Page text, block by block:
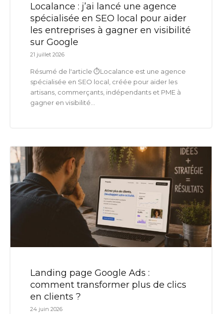
Localance : j’ai lancé une agence
spécialisée en SEO local pour aider
les entreprises à gagner en visibilité
sur Google
21 juillet 2026
Résumé de l'article ⏱️Localance est une agence
spécialisée en SEO local, créée pour aider les
artisans, commerçants, indépendants et PME à
gagner en visibilité...
Landing page Google Ads :
comment transformer plus de clics
en clients ?
24 juin 2026